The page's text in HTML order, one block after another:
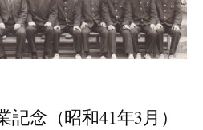
念（昭和41年3月）